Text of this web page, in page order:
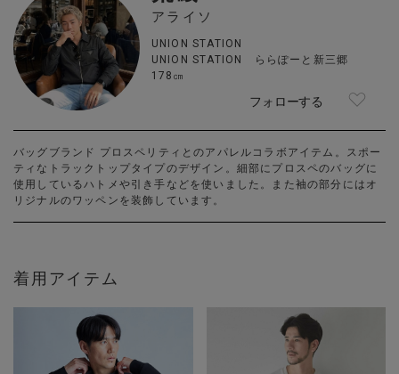
アライソ
UNION STATION
UNION STATION ららぽーと新三郷
178㎝
フォローする
バッグブランド プロスペリティとのアパレルコラボアイテム。スポー
ティなトラックトップタイプのデザイン。細部にプロスペのバッグに
使用しているハトメや引き手などを使いました。また袖の部分にはオ
リジナルのワッペンを装飾しています。
着用アイテム